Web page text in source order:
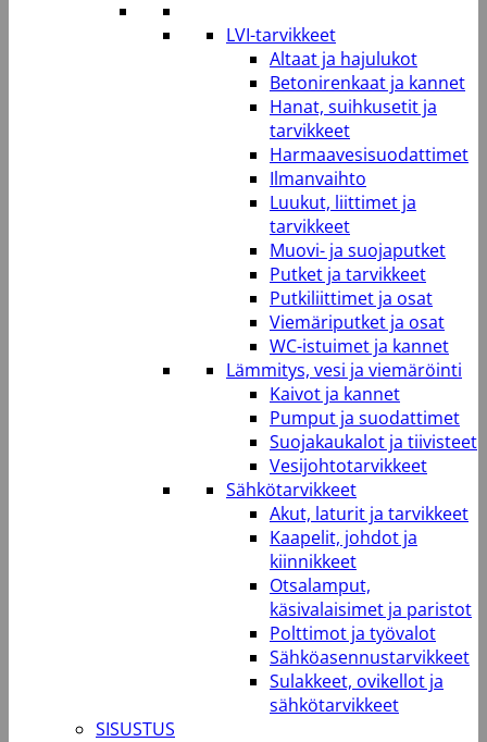
LVI-tarvikkeet
Altaat ja hajulukot
Betonirenkaat ja kannet
Hanat, suihkusetit ja
tarvikkeet
Harmaavesisuodattimet
Ilmanvaihto
Luukut, liittimet ja
tarvikkeet
Muovi- ja suojaputket
Putket ja tarvikkeet
Putkiliittimet ja osat
Viemäriputket ja osat
WC-istuimet ja kannet
Lämmitys, vesi ja viemäröinti
Kaivot ja kannet
Pumput ja suodattimet
Suojakaukalot ja tiivisteet
Vesijohtotarvikkeet
Sähkötarvikkeet
Akut, laturit ja tarvikkeet
Kaapelit, johdot ja
kiinnikkeet
Otsalamput,
käsivalaisimet ja paristot
Polttimot ja työvalot
Sähköasennustarvikkeet
Sulakkeet, ovikellot ja
sähkötarvikkeet
SISUSTUS